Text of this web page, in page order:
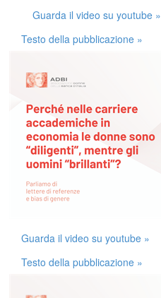
Guarda il video su youtube »
Testo della pubblicazione »
Guarda il video su youtube »
Testo della pubblicazione »